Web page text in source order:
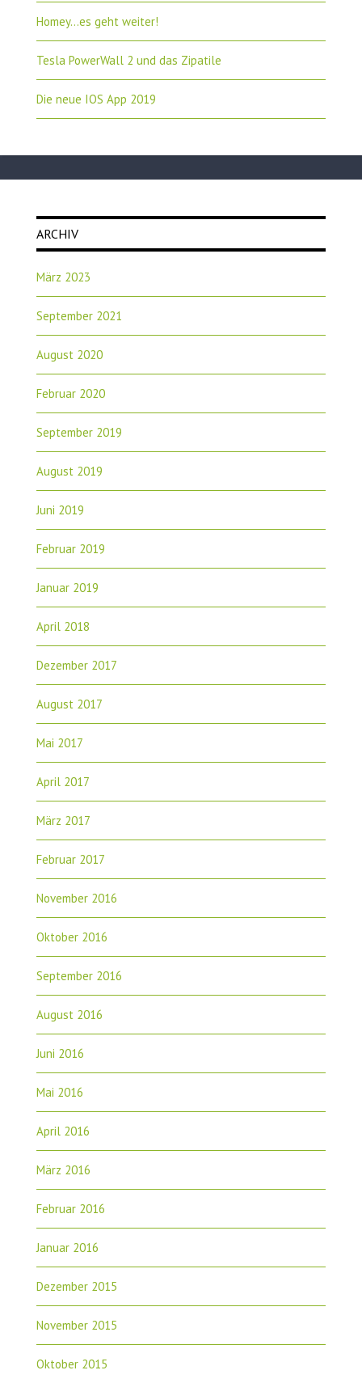
Homey…es geht weiter!
Tesla PowerWall 2 und das Zipatile
Die neue IOS App 2019
ARCHIV
März 2023
September 2021
August 2020
Februar 2020
September 2019
August 2019
Juni 2019
Februar 2019
Januar 2019
April 2018
Dezember 2017
August 2017
Mai 2017
April 2017
März 2017
Februar 2017
November 2016
Oktober 2016
September 2016
August 2016
Juni 2016
Mai 2016
April 2016
März 2016
Februar 2016
Januar 2016
Dezember 2015
November 2015
Oktober 2015